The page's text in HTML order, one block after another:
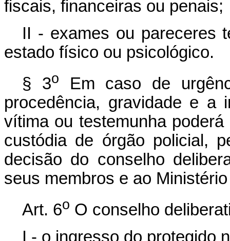
fiscais, financeiras ou penais;
II - exames ou pareceres
estado físico ou psicológico.
§ 3o
Em caso de
procedência, gravidade e a
vítima ou testemunha
custódia de órgão policial,
decisão do conselho
seus membros e ao
Art. 6o O conselho
I - o ingresso do protegido